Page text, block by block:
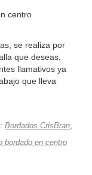
centro
se realiza por
que deseas,
llamativos ya
que lleva
Bordados CrisBran,
bordado en centro